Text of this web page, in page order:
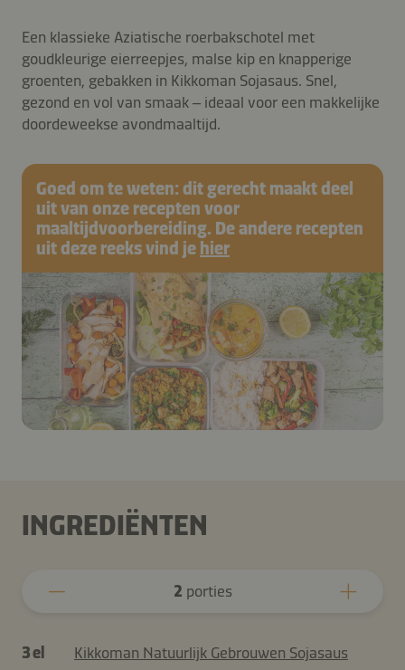
Een klassieke Aziatische roerbakschotel met
goudkleurige eierreepjes, malse kip en knapperige
groenten, gebakken in Kikkoman Sojasaus. Snel,
gezond en vol van smaak – ideaal voor een makkelijke
doordeweekse avondmaaltijd.
Goed om te weten: dit gerecht maakt deel
uit van onze recepten voor
maaltijdvoorbereiding. De andere recepten
uit deze reeks vind je hier
INGREDIËNTEN
2 porties
3 el
Kikkoman Natuurlijk Gebrouwen Sojasaus